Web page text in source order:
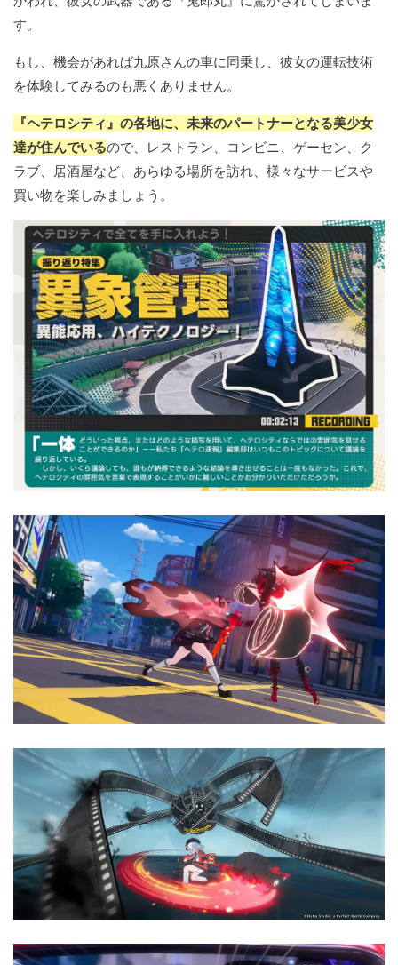
す。
もし、機会があれば九原さんの車に同乗し、彼女の運転技術
を体験してみるのも悪くありません。
『ヘテロシティ』の各地に、未来のパートナーとなる美少女
達が住んでいるので、レストラン、コンビニ、ゲーセン、ク
ラブ、居酒屋など、あらゆる場所を訪れ、様々なサービスや
買い物を楽しみましょう。